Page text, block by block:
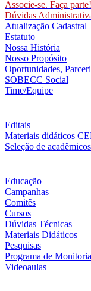
Associe-se. Faça parte!
Dúvidas
Atualização Cadastral
Estatuto
Nossa História
Nosso Propósito
Oportunidades,
SOBECC Social
Time/Equipe
Editais
Materiais didáticos
Seleção de
Educação
Campanhas
Comitês
Cursos
Dúvidas Técnicas
Materiais Didáticos
Pesquisas
Programa de Monitoria
Videoaulas